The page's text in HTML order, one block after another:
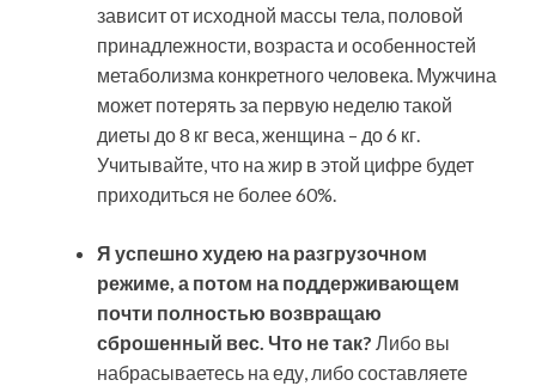
зависит от исходной массы тела, половой
принадлежности, возраста и особенностей
метаболизма конкретного человека. Мужчина
может потерять за первую неделю такой
диеты до 8 кг веса, женщина – до 6 кг.
Учитывайте, что на жир в этой цифре будет
приходиться не более 60%.
Я успешно худею на разгрузочном
режиме, а потом на поддерживающем
почти полностью возвращаю
сброшенный вес. Что не так? Либо вы
набрасываетесь на еду, либо составляете